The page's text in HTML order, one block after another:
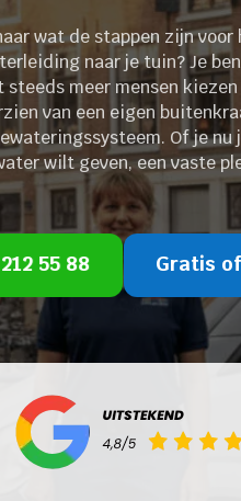
wat de stappen zijn voor
naar je tuin? Je
steeds meer mensen
van een eigen
Of je nu
wilt geven, een vaste
55 88 Gratis